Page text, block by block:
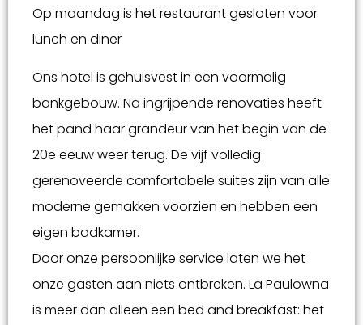
Op maandag is het restaurant gesloten voor
lunch en diner
Ons hotel is gehuisvest in een voormalig
bankgebouw. Na ingrijpende renovaties heeft
het pand haar grandeur van het begin van de
20e eeuw weer terug. De vijf volledig
gerenoveerde comfortabele suites zijn van alle
moderne gemakken voorzien en hebben een
eigen badkamer.
Door onze persoonlijke service laten we het
onze gasten aan niets ontbreken. La Paulowna
is meer dan alleen een bed and breakfast: het